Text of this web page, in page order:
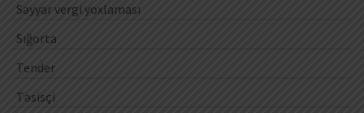
Səyyar vergi yoxlaması
Sığorta
Tender
Təsisçi